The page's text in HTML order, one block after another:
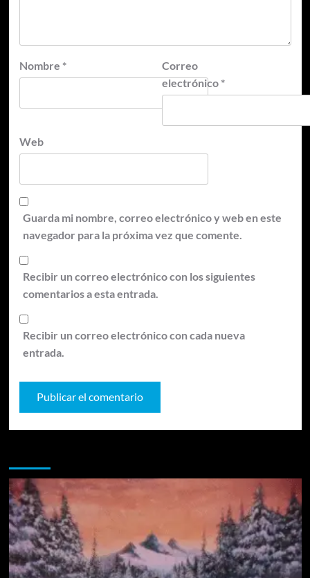
Nombre *
Correo
electrónico *
Web
Guarda mi nombre, correo electrónico y web en este
navegador para la próxima vez que comente.
Recibir un correo electrónico con los siguientes
comentarios a esta entrada.
Recibir un correo electrónico con cada nueva
entrada.